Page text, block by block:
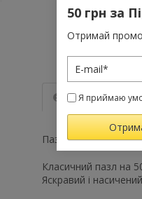
Опис
Пазли "Родос,
Класичний пазл на
Яскравий і
50 грн за
Отримай
Я приймаю